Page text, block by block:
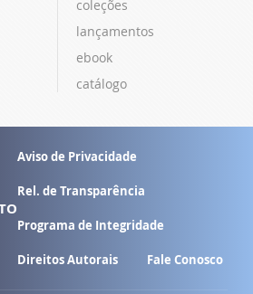
coleções
lançamentos
ebook
catálogo
Aviso de Privacidade
Rel. de Transparência
Programa de Integridade
Direitos Autorais Fale Conosco